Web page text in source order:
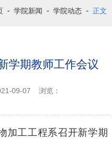
- 学院新闻 - 学院动态 - 正文
学期教师工作会议
09-07 浏览：
加工工程系召开新学期